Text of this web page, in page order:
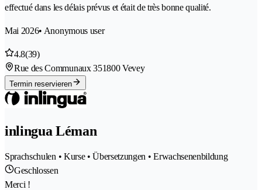
effectué dans les délais prévus et était de très bonne qualité.
Mai 2026• Anonymous user
4.8(39)
Rue des Communaux 351800 Vevey
Termin reservieren
inlingua Léman
Sprachschulen • Kurse • Übersetzungen • Erwachsenenbildung
Geschlossen
Merci !